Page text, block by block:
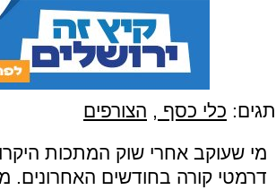
תגים: כלי כסף , הצורפים
מי שעוקב אחרי שוק המתכות
דרמטי קורה בחודשים האחרונים.